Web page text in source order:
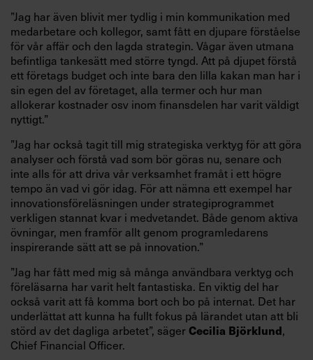
”Jag har även blivit mer tydlig i min kommunikation med
medarbetare och kollegor, samt fått en djupare förståelse
för vår affär och den lagda strategin. Vågar även utmana
befintliga tankesätt med större tyngd. Att på djupet förstå
ett företags budget och inte bara den lilla kakan man har i
sin egen del av företaget, alla termer och hur man
allokerar kostnader osv inom finansdelen har varit väldigt
nyttigt.”
”Jag har också tagit till mig strategiska verktyg för att göra
analyser och förstå vad som bör göras nu, senare och
inte alls för att driva vår verksamhet framåt i ett högre
tempo än vad vi gör idag. För att nämna ett exempel har
innovationsföreläsningen under strategiprogrammet
verkligen stannat kvar i medvetandet. Både genom aktiva
övningar, men framför allt genom programledarens
inspirerande sätt att se på innovation.”
”Jag har fått med mig så många användbara verktyg och
föreläsarna har varit helt fantastiska. En viktig del har
också varit att få komma bort och bo på internat. Det har
underlättat att kunna ha fullt fokus på lärandet utan att bli
störd av det dagliga arbetet”, sägerCecilia Björklund,
Chief Financial Officer.